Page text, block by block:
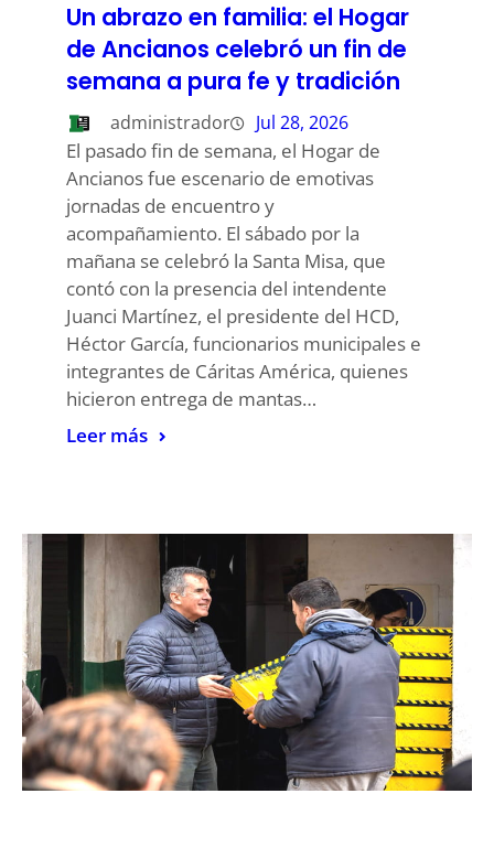
Un abrazo en familia: el Hogar
de Ancianos celebró un fin de
semana a pura fe y tradición
administrador Jul 28, 2026
El pasado fin de semana, el Hogar de
Ancianos fue escenario de emotivas
jornadas de encuentro y
acompañamiento. El sábado por la
mañana se celebró la Santa Misa, que
contó con la presencia del intendente
Juanci Martínez, el presidente del HCD,
Héctor García, funcionarios municipales e
integrantes de Cáritas América, quienes
hicieron entrega de mantas…
Leer más